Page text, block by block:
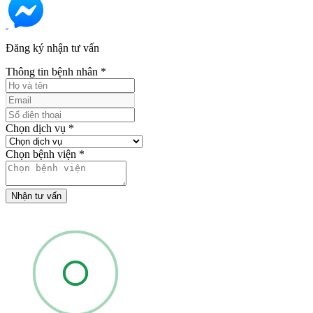
Đăng ký nhận tư vấn
Thông tin bệnh nhân *
Chọn dịch vụ *
Chọn bệnh viện *
Nhận tư vấn